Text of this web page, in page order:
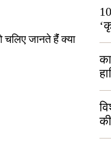
चलिए जानते हैंं क्या
हुई